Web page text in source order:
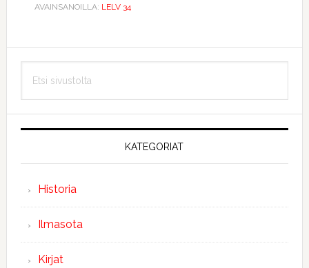
AVAINSANOILLA: LELV 34
Ensisijainen
sivupalkki
sivustolta
KATEGORIAT
Historia
Ilmasota
Kirjat